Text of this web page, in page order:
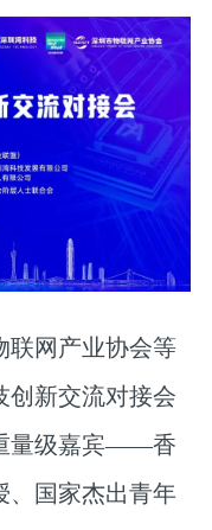
联网产业协会等
创新交流对接会
量级嘉宾——香
、国家杰出青年